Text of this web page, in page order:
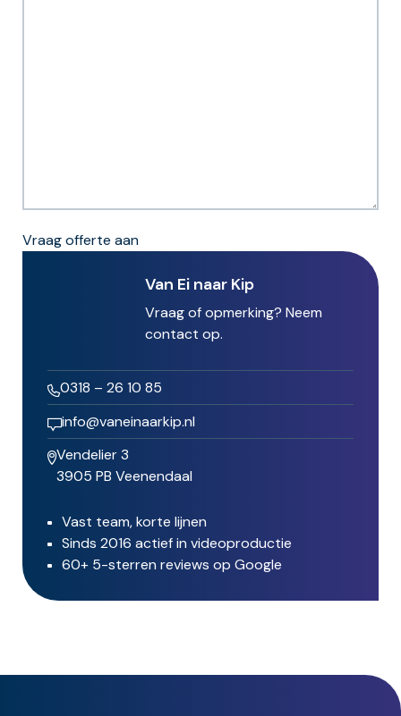
Vraag offerte aan
Van Ei naar Kip
Vraag of opmerking? Neem
contact op.
0318 – 26 10 85
info@vaneinaarkip.nl
Vendelier 3
3905 PB Veenendaal
Vast team, korte lijnen
Sinds 2016 actief in videoproductie
60+ 5-sterren reviews op Google